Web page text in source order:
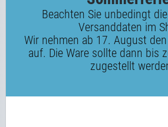
Beachten Sie unbedingt
Versanddaten im
Wir nehmen ab 17. August
auf. Die Ware sollte dann bis
zugestellt